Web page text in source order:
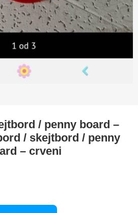
/ penny board –
/ skejtbord / penny
– crveni